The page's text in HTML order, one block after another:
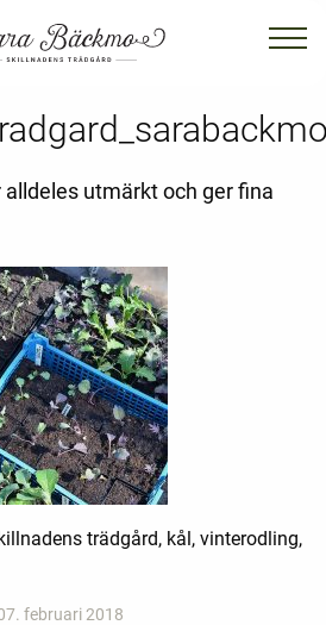
utmärkt och ger fina
trädgård, kål, vinterodling,
februari 2018